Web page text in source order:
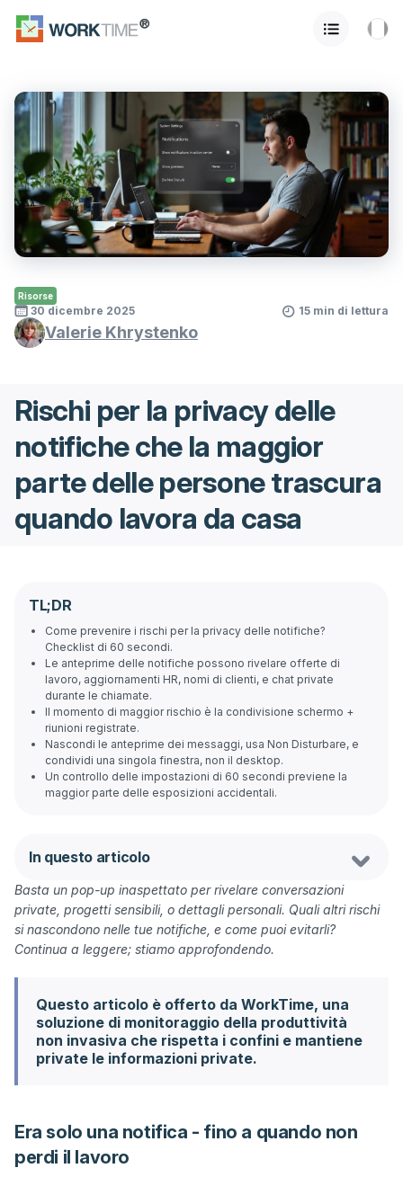
Risorse
30 dicembre 2025 15 min di lettura
Valerie Khrystenko
Rischi per la privacy delle
notifiche che la maggior
parte delle persone trascura
quando lavora da casa
TL;DR
Come prevenire i rischi per la privacy delle notifiche?
Checklist di 60 secondi.
Le anteprime delle notifiche possono rivelare offerte di
lavoro, aggiornamenti HR, nomi di clienti, e chat private
durante le chiamate.
Il momento di maggior rischio è la condivisione schermo +
riunioni registrate.
Nascondi le anteprime dei messaggi, usa Non Disturbare, e
condividi una singola finestra, non il desktop.
Un controllo delle impostazioni di 60 secondi previene la
maggior parte delle esposizioni accidentali.
In questo articolo
Basta un pop-up inaspettato per rivelare conversazioni
private, progetti sensibili, o dettagli personali. Quali altri rischi
si nascondono nelle tue notifiche, e come puoi evitarli?
Continua a leggere; stiamo approfondendo.
Questo articolo è offerto da WorkTime, una
soluzione di monitoraggio della produttività
non invasiva che rispetta i confini e mantiene
private le informazioni private.
Era solo una notifica - fino a quando non
perdi il lavoro